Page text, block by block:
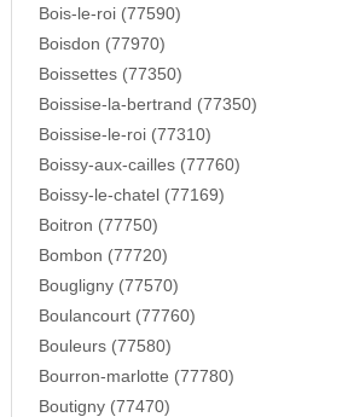
Bois-le-roi (77590)
Boisdon (77970)
Boissettes (77350)
Boissise-la-bertrand (77350)
Boissise-le-roi (77310)
Boissy-aux-cailles (77760)
Boissy-le-chatel (77169)
Boitron (77750)
Bombon (77720)
Bougligny (77570)
Boulancourt (77760)
Bouleurs (77580)
Bourron-marlotte (77780)
Boutigny (77470)